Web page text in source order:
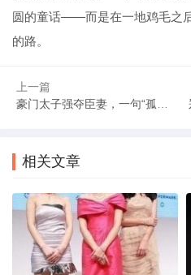
圆的童话——而是在一地鸡毛之
的路。
上一篇
豪门太子强夺臣妻，一句“孤只说过借，何时答应过还”引爆全网
相关文章